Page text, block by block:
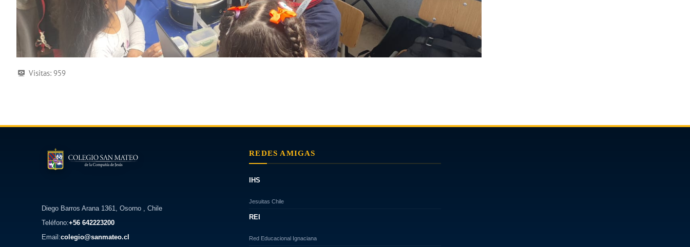
Visitas: 959
Diego Barros Arana 1361, Osorno , Chile
Teléfono:+56 642223200
Email:colegio@sanmateo.cl
REDES AMIGAS
IHS
Jesuitas Chile
REI
Red Educacional Ignaciana